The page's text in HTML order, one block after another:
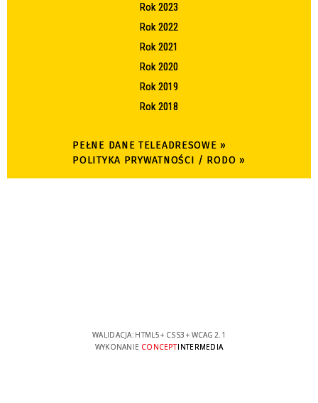
Rok 2023
Rok 2022
Rok 2021
Rok 2020
Rok 2019
Rok 2018
PEŁNE DANE TELEADRESOWE »
POLITYKA PRYWATNOŚCI / RODO »
WALIDACJA: HTML5+ CSS3 + WCAG 2.1
WYKONANIE CONCEPTINTERMEDIA